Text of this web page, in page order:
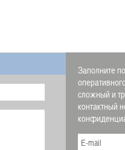
Заполните
сложный и
контактный